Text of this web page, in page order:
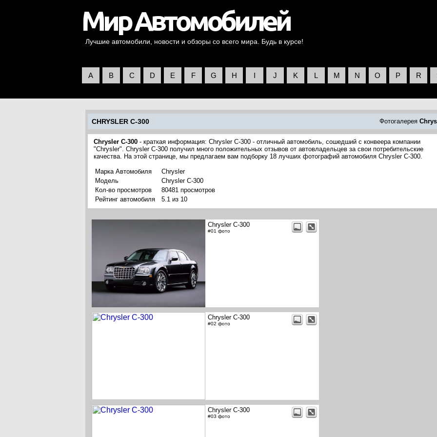
Лучшие автомобили, новости и обзоры со всего мира. Будь в курсе!
A B C D E F G H I J K L M N O P R
CHRYSLER C-300 Фотогалерея
Chrysler C-300 - краткая информация: Chrysler C-300 - отличный автомобиль, сошедший с конвеера компании
"Chrysler". Chrysler C-300 получил много положительных отзывов от автовладельцев за свои потребительские
качества. На этой странице, мы предлагаем вам подборку 18 лучших фотографий автомобиля Chrysler C-300.
Марка Автомобиля
Chrysler
Модель
Chrysler C-300
Кол-во просмотров
80481 просмотров
Рейтинг автомобиля
5.1 из 10
Chrysler C-300
#01 фото
Chrysler C-300
#02 фото
Chrysler C-300
#03 фото